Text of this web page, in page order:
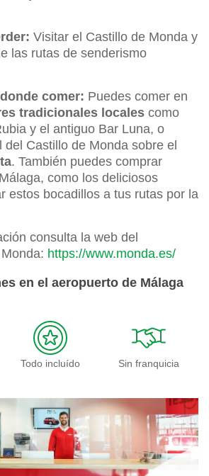
Visitar el Castillo de Monda y
las rutas de senderismo
comer: Puedes comer en
tradicionales locales como
y el antiguo Bar Luna, o
Castillo de Monda sobre el
. También puedes comprar
como los deliciosos
estos bocadillos a tus rutas por la
consulta la web del
https://www.monda.es/
en el aeropuerto de Málaga
Todo incluído Sin franquicia